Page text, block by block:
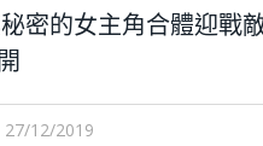
密的女主角合體迎戰
27/12/2019